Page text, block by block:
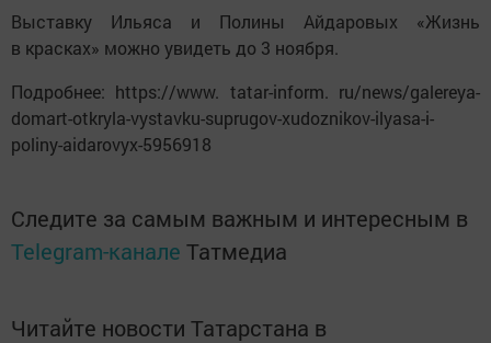
Выставку Ильяса и Полины Айдаровых «Жизнь
в красках» можно увидеть до 3 ноября.
Подробнее: https://www. tatar-inform. ru/news/galereya-
domart-otkryla-vystavku-suprugov-xudoznikov-ilyasa-i-
poliny-aidarovyx-5956918
Следите за самым важным и интересным в
Telegram-канале Татмедиа
Читайте новости Татарстана в